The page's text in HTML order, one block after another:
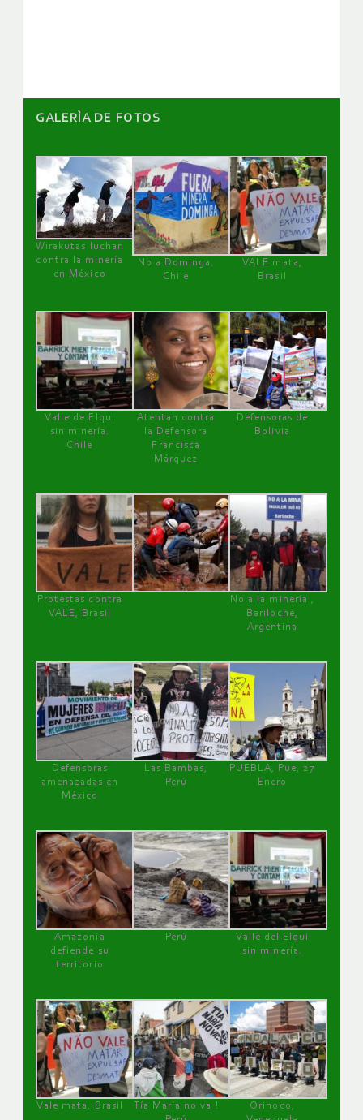
GALERÌA DE FOTOS
Wirakutas luchan
contra la minería
en México
No a Dominga,
Chile
VALE mata,
Brasil
Valle de Elqui
sin minería.
Chile
Atentan contra
la Defensora
Francisca
Márquez
Defensoras de
Bolivia
Protestas contra
VALE, Brasil
No a la minería ,
Bariloche,
Argentina
Defensoras
amenazadas en
México
Las Bambas,
Perú
PUEBLA, Pue, 27
Enero
Amazonía
defiende su
territorio
Perú
Valle del Elqui
sin minería.
Vale mata, Brasil
Tía María no va !
Orinoco,